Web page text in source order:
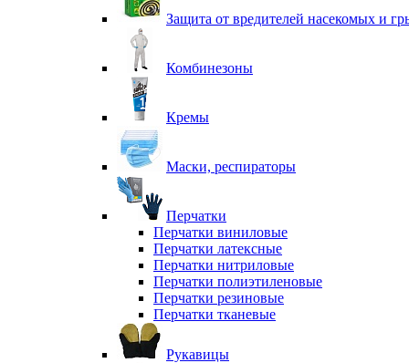
Защита от вредителей насекомых и
Комбинезоны
Кремы
Маски, респираторы
Перчатки
Перчатки виниловые
Перчатки латексные
Перчатки нитриловые
Перчатки полиэтиленовые
Перчатки резиновые
Перчатки тканевые
Рукавицы